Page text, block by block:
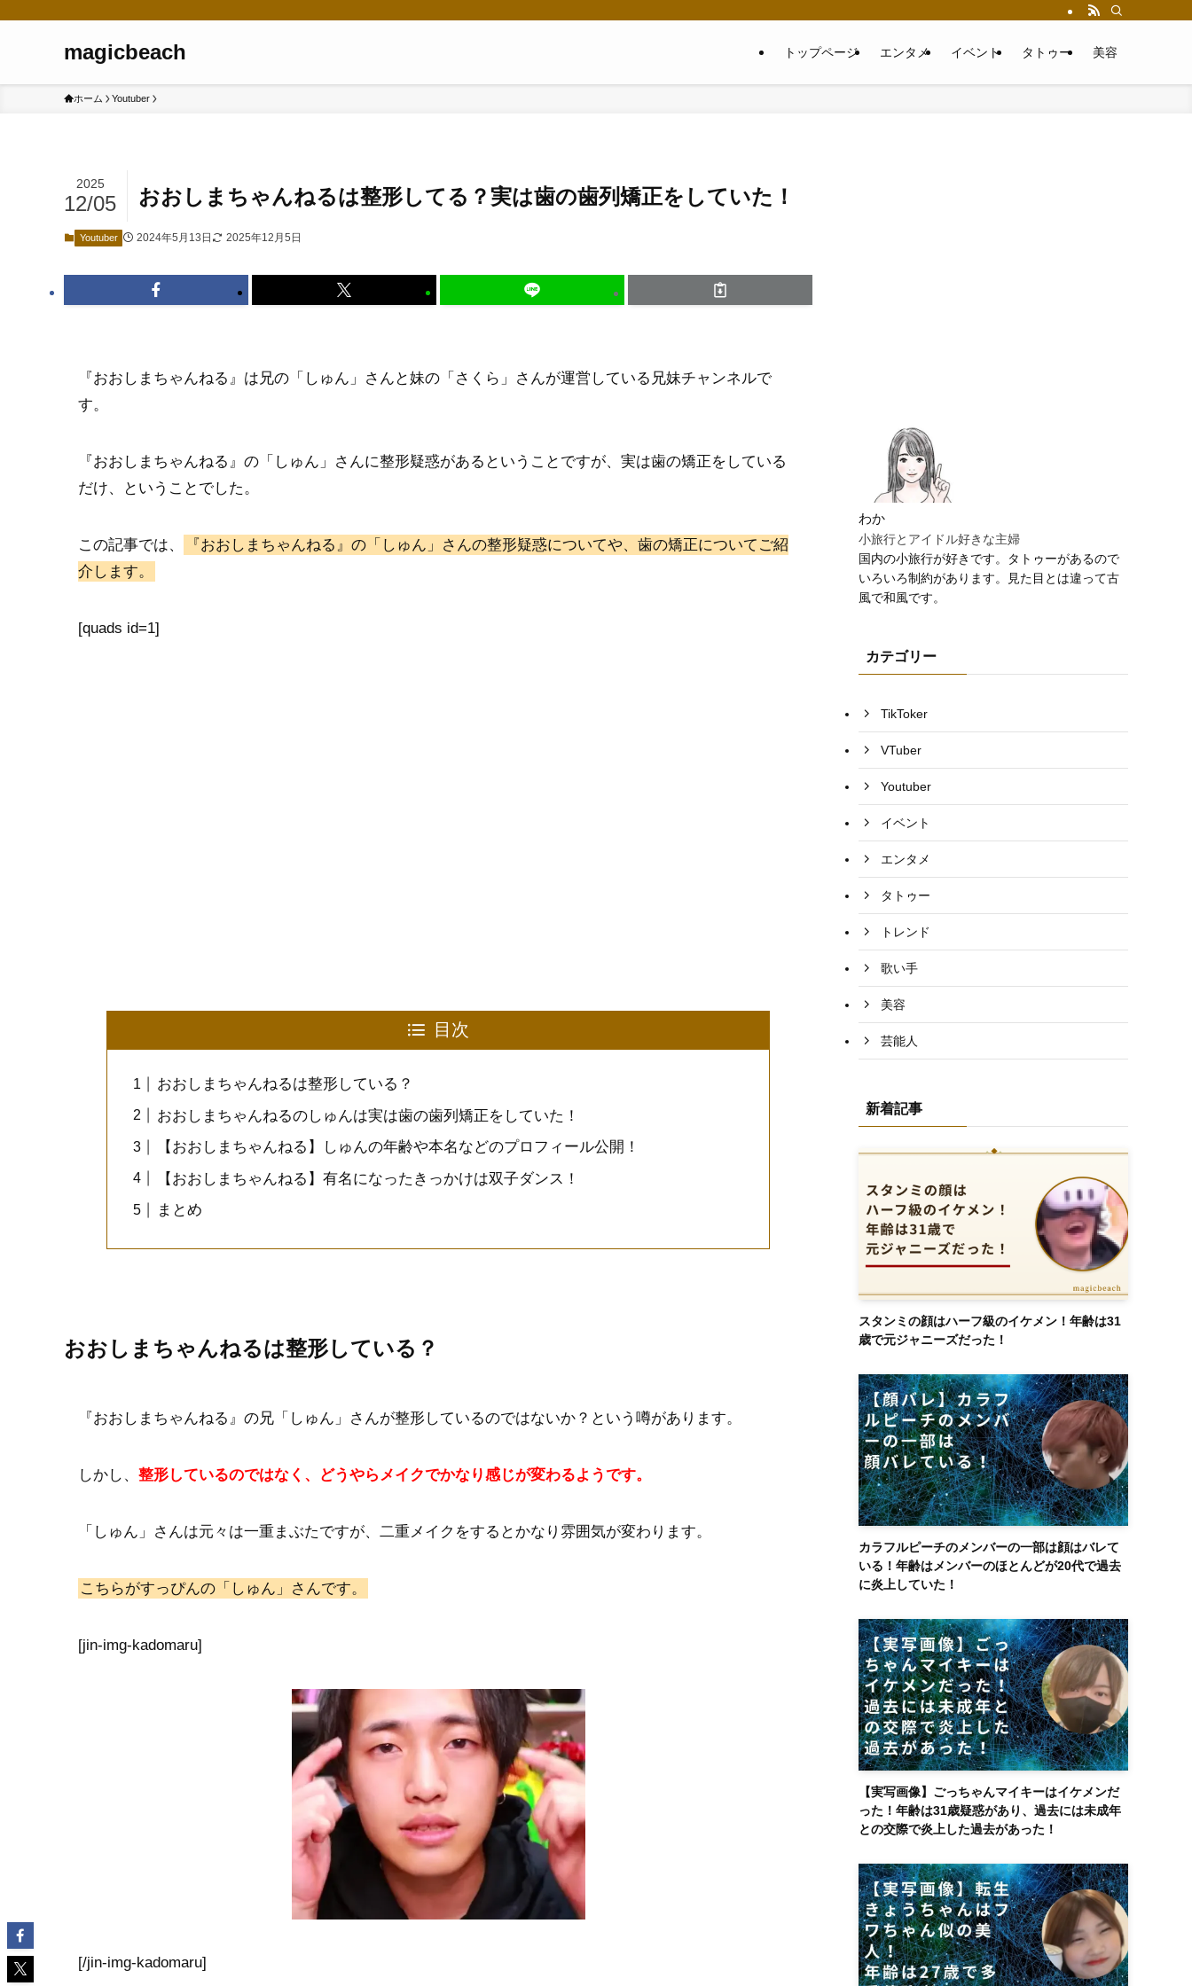
magicbeach トップページ エンタメ イベント タトゥー 美容
ホーム Youtuber
おおしまちゃんねるは整形してる？実は歯の歯列矯正をしていた！
2025
12/05
Youtuber 2024年5月13日 2025年12月5日
『おおしまちゃんねる』は兄の「しゅん」さんと妹の「さくら」さんが運営している兄妹チャンネルで
す。
『おおしまちゃんねる』の「しゅん」さんに整形疑惑があるということですが、実は歯の矯正をしている
だけ、ということでした。
この記事では、
『おおしまちゃんねる』の「しゅん」さんの整形疑惑についてや、歯の矯正についてご紹
介します。
[quads id=1]
目次
おおしまちゃんねるは整形している？
おおしまちゃんねるのしゅんは実は歯の歯列矯正をしていた！
【おおしまちゃんねる】しゅんの年齢や本名などのプロフィール公開！
【おおしまちゃんねる】有名になったきっかけは双子ダンス！
まとめ
おおしまちゃんねるは整形している？
『おおしまちゃんねる』の兄「しゅん」さんが整形しているのではないか？という噂があります。
しかし、 整形しているのではなく、どうやらメイクでかなり感じが変わるようです。
「しゅん」さんは元々は一重まぶたですが、二重メイクをするとかなり雰囲気が変わります。
こちらがすっぴんの「しゅん」さんです。
[jin-img-kadomaru]
[/jin-img-kadomaru]
わか
小旅行とアイドル好きな主婦
国内の小旅行が好きです。タトゥーがあるので
いろいろ制約があります。見た目とは違って古
風で和風です。
カテゴリー
TikToker
VTuber
Youtuber
イベント
エンタメ
タトゥー
トレンド
歌い手
美容
芸能人
新着記事
スタンミの顔はハーフ級のイケメン！年齢は31
歳で元ジャニーズだった！
カラフルピーチのメンバーの一部は顔はバレて
いる！年齢はメンバーのほとんどが20代で過去
に炎上していた！
【実写画像】ごっちゃんマイキーはイケメンだ
った！年齢は31歳疑惑があり、過去には未成年
との交際で炎上した過去があった！